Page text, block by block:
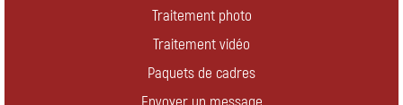
Traitement photo
Traitement vidéo
Paquets de cadres